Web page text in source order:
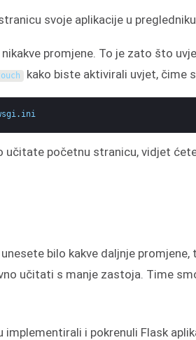
svoje aplikacije u
promjene. To je zato što
kako biste aktivirali uvjet, čime
. ini
učitate početnu stranicu, vidjet
bilo kakve daljnje
učitati s manje zastoja. Time
implementirali i pokrenuli Flask